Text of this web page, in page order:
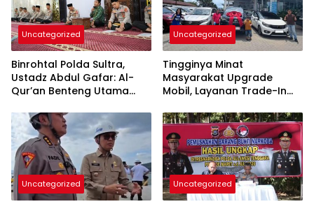
Uncategorized
Binrohtal Polda Sultra,
Ustadz Abdul Gafar: Al-
Qur’an Benteng Utama
Penyimpangan Sosial
Uncategorized
Tingginya Minat
Masyarakat Upgrade
Mobil, Layanan Trade-In
Permintaan
Uncategorized Uncategorized